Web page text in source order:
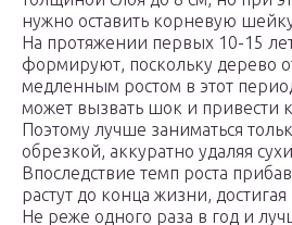
нужно оставить корневую
На протяжении первых 10-15
формируют, поскольку дерево
медленным ростом в этот
может вызвать шок и привести
Поэтому лучше заниматься
обрезкой, аккуратно удаляя
Впоследствие темп роста
растут до конца жизни, достигая
Не реже одного раза в год и